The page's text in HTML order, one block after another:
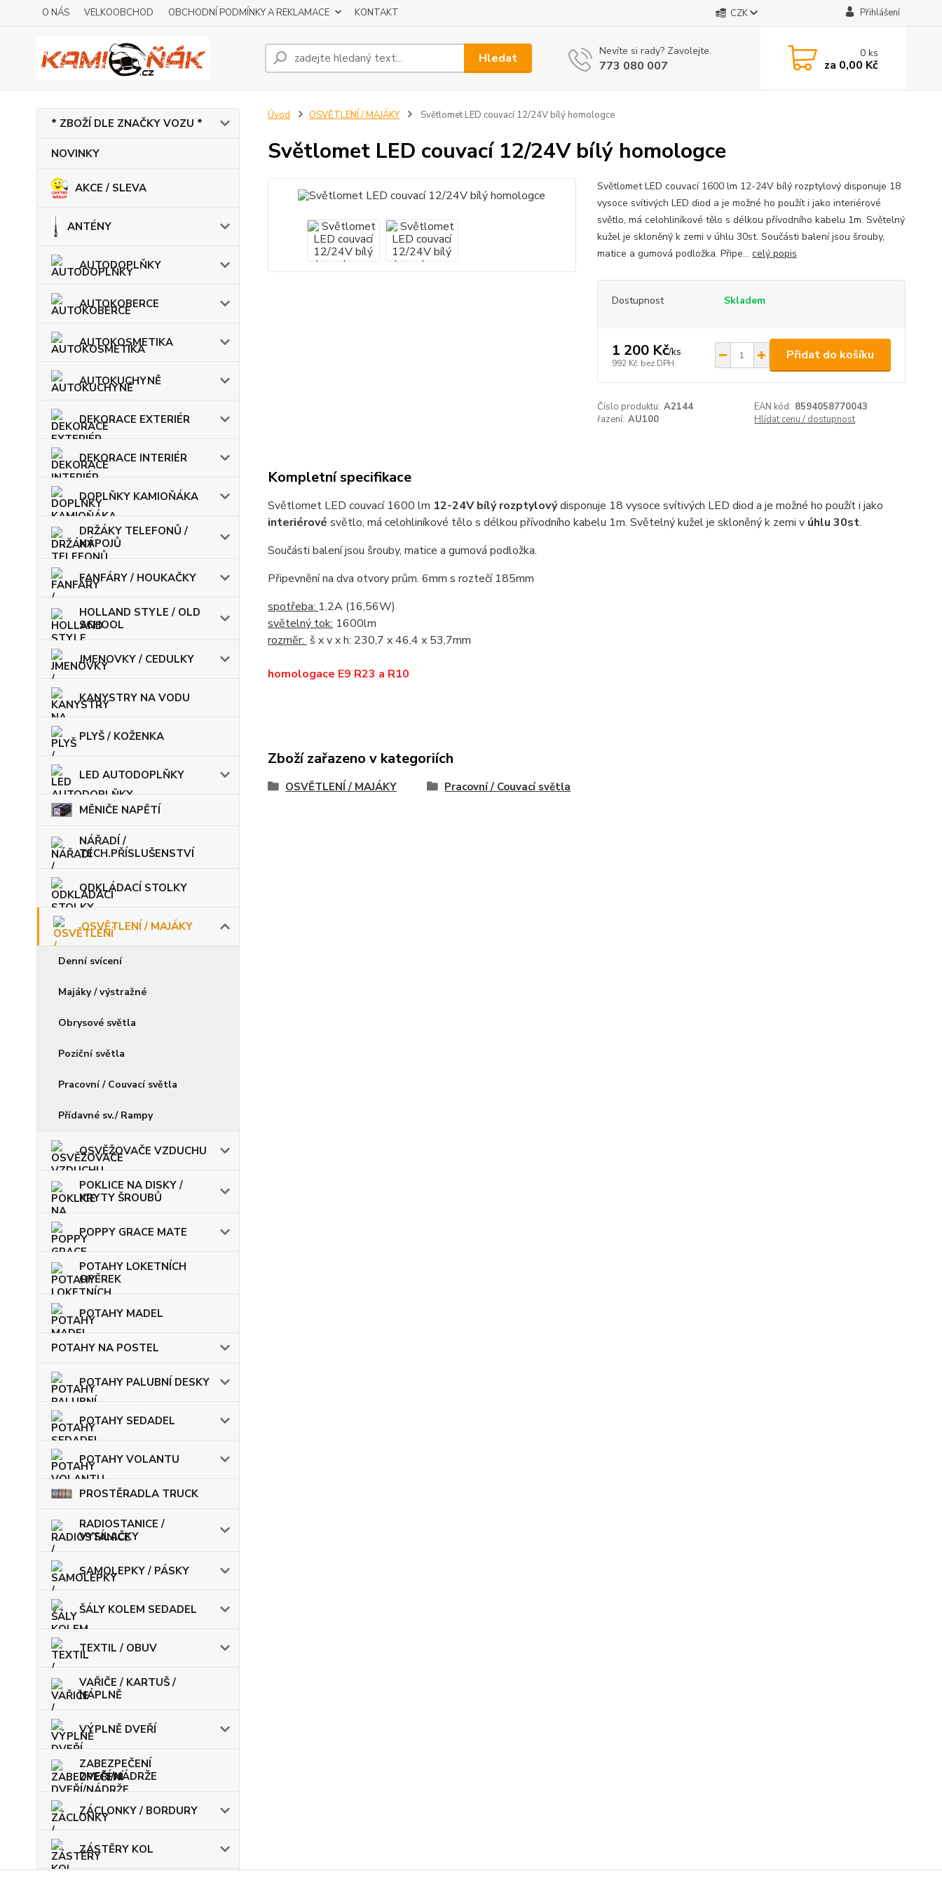
O NÁS VELKOOBCHOD OBCHODNÍ PODMÍNKY A REKLAMACE KONTAKT CZK Přihlášení
Hledat Nevíte si rady? Zavolejte.
773 080 007
0ks
za 0,00 Kč
* ZBOŽÍ DLE ZNAČKY VOZU *
NOVINKY
AKCE / SLEVA
ANTÉNY
AUTODOPLŇKY
AUTOKOBERCE
AUTOKOSMETIKA
AUTOKUCHYNĚ
DEKORACE EXTERIÉR
DEKORACE INTERIÉR
DOPLŇKY KAMIOŇÁKA
DRŽÁKY TELEFONŮ /
NÁPOJŮ
FANFÁRY / HOUKAČKY
HOLLAND STYLE / OLD
SCHOOL
JMENOVKY / CEDULKY
KANYSTRY NA VODU
PLYŠ / KOŽENKA
LED AUTODOPLŇKY
MĚNIČE NAPĚTÍ
NÁŘADÍ /
TECH.PŘÍSLUŠENSTVÍ
ODKLÁDACÍ STOLKY
OSVĚTLENÍ / MAJÁKY
Denní svícení
Majáky / výstražné
Obrysové světla
Poziční světla
Pracovní / Couvací světla
Přídavné sv./ Rampy
OSVĚŽOVAČE VZDUCHU
POKLICE NA DISKY /
KRYTY ŠROUBŮ
POPPY GRACE MATE
POTAHY LOKETNÍCH
OPĚREK
POTAHY MADEL
POTAHY NA POSTEL
POTAHY PALUBNÍ DESKY
POTAHY SEDADEL
POTAHY VOLANTU
PROSTĚRADLA TRUCK
RADIOSTANICE /
VYSÍLAČKY
SAMOLEPKY / PÁSKY
ŠÁLY KOLEM SEDADEL
TEXTIL / OBUV
VAŘIČE / KARTUŠ /
NÁPLNĚ
VÝPLNĚ DVEŘÍ
ZABEZPEČENÍ
DVEŘÍ/NÁDRŽE
ZÁCLONKY / BORDURY
ZÁSTĚRY KOL
Úvod OSVĚTLENÍ / MAJÁKY Světlomet LED couvací 12/24V bílý homologce
Světlomet LED couvací 12/24V bílý homologce
Světlomet LED couvací 1600 lm 12-24V bílý rozptylový disponuje 18
vysoce svítivých LED diod a je možné ho použít i jako interiérové
světlo, má celohliníkové tělo s délkou přívodního kabelu 1m. Světelný
kužel je skloněný k zemi v úhlu 30st. Součásti balení jsou šrouby,
matice a gumová podložka. Připe... celý popis
Dostupnost Skladem
1 200 Kč/ks
992 Kč bez DPH
Přidat do košíku
Číslo produktu: A2144 EAN kód: 8594058770043
řazení: AU100 Hlídat cenu / dostupnost
Kompletní specifikace
Světlomet LED couvací 1600 lm 12-24V bílý rozptylovýdisponuje 18 vysoce svítivých LED diod a je možné ho použít i jako
interiérové světlo, má celohliníkové tělo s délkou přívodního kabelu 1m. Světelný kužel je skloněný k zemi v úhlu 30st.
Součásti balení jsou šrouby, matice a gumová podložka.
Připevnění na dva otvory prům. 6mm s roztečí 185mm
spotřeba: 1,2A (16,56W)
světelný tok: 1600lm
rozměr: š x v x h: 230,7 x 46,4 x 53,7mm
homologace E9 R23 a R10
Zboží zařazeno v kategoriích
OSVĚTLENÍ / MAJÁKY Pracovní / Couvací světla